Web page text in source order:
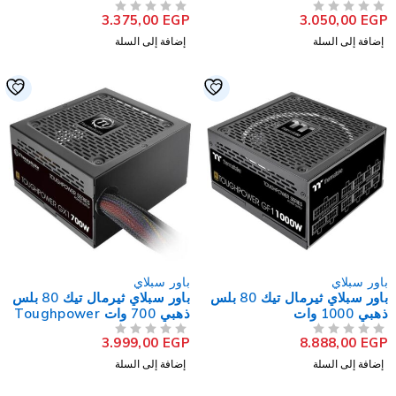
630AH3CCB
3.050,00EGP
إضافة إلى السلة
730AH3CCB
3.375,00EGP
إضافة إلى السلة
باور سبلاي
باور سبلاي ثيرمال تيك 80 بلس
ذهبي 1000 وات
Toughpower GF1
8.888,00EGP
إضافة إلى السلة
باور سبلاي
باور سبلاي ثيرمال تيك 80 بلس
ذهبي 700 وات Toughpower
GX1
3.999,00EGP
إضافة إلى السلة